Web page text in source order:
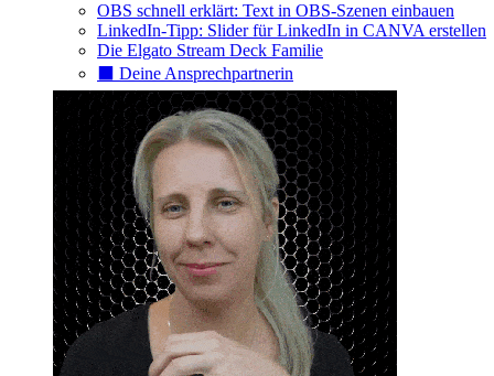
OBS schnell erklärt: Text in OBS-Szenen einbauen
LinkedIn-Tipp: Slider für LinkedIn in CANVA erstellen
Die Elgato Stream Deck Familie
⬛️ Deine Ansprechpartnerin